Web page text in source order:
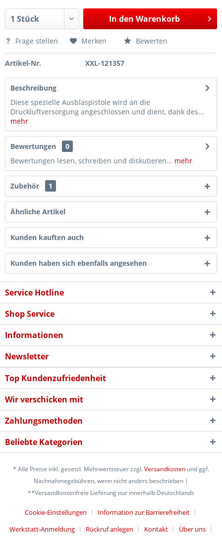
Druckluftschlauch, 10 m 34,69 €*
In den Warenkorb
Frage stellen Merken Bewerten
Artikel-Nr. XXL-121357
Beschreibung
Diese spezielle Ausblaspistole wird an die
Druckluftversorgung angeschlossen und dient, dank des...
mehr
Bewertungen
0
Bewertungen lesen, schreiben und diskutieren... mehr
Zubehör 1
Ähnliche Artikel
Kunden kauften auch
Kunden haben sich ebenfalls angesehen
Service Hotline
Shop Service
Informationen
Newsletter
Top Kundenzufriedenheit
Wir verschicken mit
Zahlungsmethoden
Beliebte Kategorien
* Alle Preise inkl. gesetzl. Mehrwertsteuer zzgl.Versandkosten und ggf.
Nachnahmegebühren, wenn nicht anders beschrieben |
**Versandkostenfreie Lieferung nur innerhalb Deutschlands
Cookie-Einstellungen
Information zur Barrierefreiheit
Werkstatt-Anmeldung
Rückruf anlegen Kontakt Über uns